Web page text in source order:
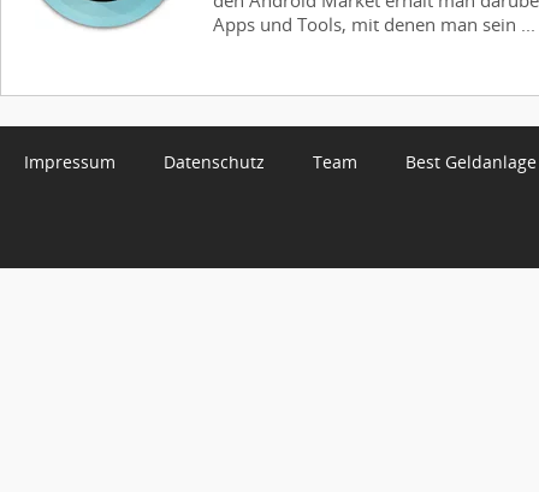
Apps und Tools, mit denen man sein ...
Impressum Datenschutz Team Best Geldanlage